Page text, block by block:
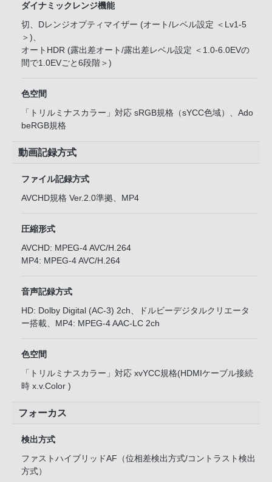
ダイナミックレンジ機能
切、Dレンジオプティマイザー (オート/レベル設定 ＜Lv1-5
＞)、
オートHDR (露出差オート/露出差レベル設定 ＜1.0-6.0EVの
間で1.0EVごと6段階＞)
色空間
「トリルミナスカラー」対応 sRGB規格（sYCC色域）、Ado
beRGB規格
動画記録方式
ファイル記録方式
AVCHD規格 Ver.2.0準拠、MP4
圧縮形式
AVCHD: MPEG-4 AVC/H.264
MP4: MPEG-4 AVC/H.264
音声記録方式
HD: Dolby Digital (AC-3) 2ch、ドルビーデジタルクリエータ
ー搭載、MP4: MPEG-4 AAC-LC 2ch
色空間
「トリルミナスカラー」対応 xvYCC規格(HDMIケーブル接続
時 x.v.Color )
フォーカス
検出方式
ファストハイブリッドAF（位相差検出方式/コントラスト検出
方式）